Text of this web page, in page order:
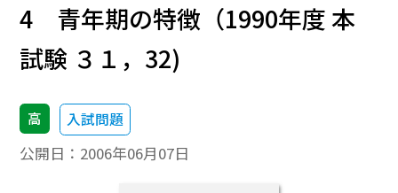
4 青年期の特徴（1990年度 本
試験 ３１，32)
高 入試問題
公開日： 2006年06月07日